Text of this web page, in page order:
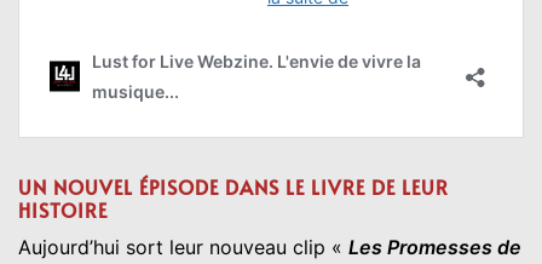
UN NOUVEL ÉPISODE DANS LE LIVRE DE LEUR
HISTOIRE
Aujourd’hui sort leur nouveau clip « Les Promesses de